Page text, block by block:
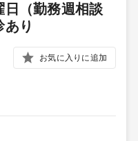
日（勤務週相談
り
お気に入りに追加